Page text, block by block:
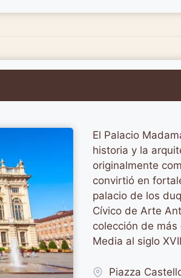
El Palacio
historia y la
originalmente
convirtió en
palacio de los
Cívico de Arte
colección de
Media al siglo
Piazza